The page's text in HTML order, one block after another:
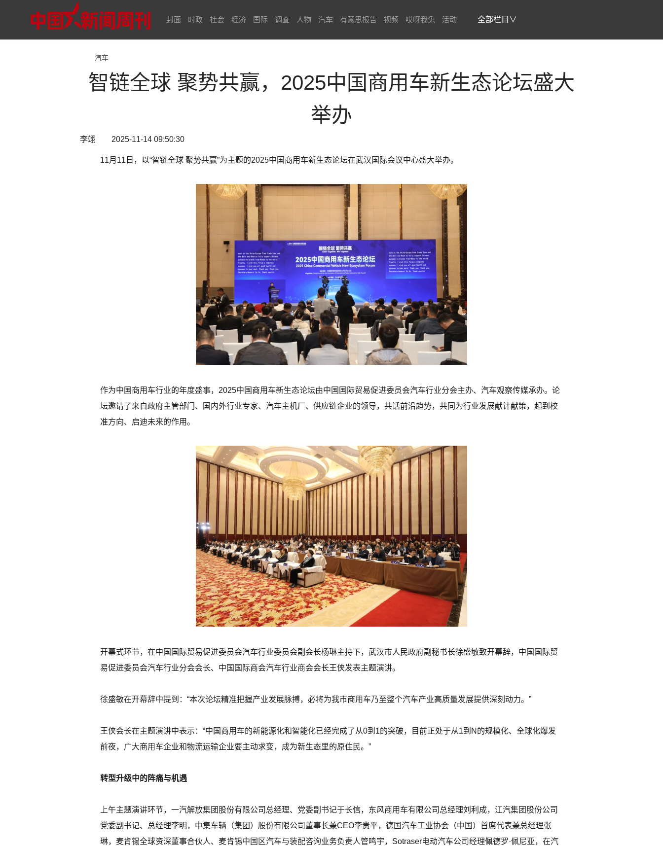
封面 时政 社会 经济 国际 调查 人物 汽车 有意思报告 视频 哎呀我兔 活动 全部栏目∨
汽车
智链全球 聚势共赢，2025中国商用车新生态论坛盛大
举办
李翊 2025-11-14 09:50:30
11月11日，以“智链全球 聚势共赢”为主题的2025中国商用车新生态论坛在武汉国际会议中心盛大举办。
作为中国商用车行业的年度盛事，2025中国商用车新生态论坛由中国国际贸易促进委员会汽车行业分会主办、汽车观察传媒承办。论
坛邀请了来自政府主管部门、国内外行业专家、汽车主机厂、供应链企业的领导，共话前沿趋势，共同为行业发展献计献策，起到校
准方向、启迪未来的作用。
开幕式环节，在中国国际贸易促进委员会汽车行业委员会副会长杨琳主持下，武汉市人民政府副秘书长徐盛敏致开幕辞，中国国际贸
易促进委员会汽车行业分会会长、中国国际商会汽车行业商会会长王侠发表主题演讲。
徐盛敏在开幕辞中提到：“本次论坛精准把握产业发展脉搏，必将为我市商用车乃至整个汽车产业高质量发展提供深刻动力。”
王侠会长在主题演讲中表示：“中国商用车的新能源化和智能化已经完成了从0到1的突破，目前正处于从1到N的规模化、全球化爆发
前夜，广大商用车企业和物流运输企业要主动求变，成为新生态里的原住民。”
转型升级中的阵痛与机遇
上午主题演讲环节，一汽解放集团股份有限公司总经理、党委副书记于长信，东风商用车有限公司总经理刘利成，江汽集团股份公司
党委副书记、总经理李明，中集车辆（集团）股份有限公司董事长兼CEO李贵平，德国汽车工业协会（中国）首席代表兼总经理张
琳，麦肯锡全球资深董事合伙人、麦肯锡中国区汽车与装配咨询业务负责人管鸣宇，Sotraser电动汽车公司经理佩德罗·佩尼亚，在汽